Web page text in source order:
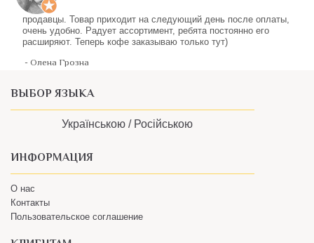
Контакты
Пользовательское соглашение
КЛИЕНТАМ